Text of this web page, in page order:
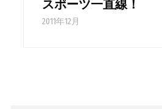
スポーツ一直線！
2011年12月